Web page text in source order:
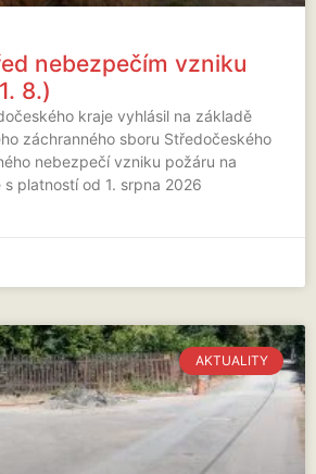
nebezpečím vzniku
8.)
kraje vyhlásil na základě
záchranného sboru Středočeského
nebezpečí vzniku požáru na
platností od 1. srpna 2026
AKTUALITY